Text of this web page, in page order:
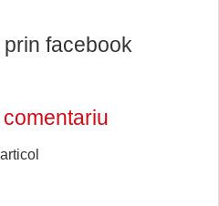
facebook